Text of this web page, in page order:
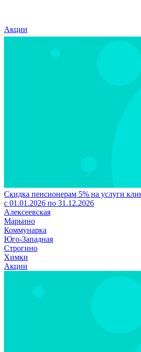
Акции
Скидка пенсионерам 5% на услуги
с 01.01.2026 по 31.12.2026
Алексеевская
Марьино
Коммунарка
Юго-Западная
Строгино
Химки
Акции